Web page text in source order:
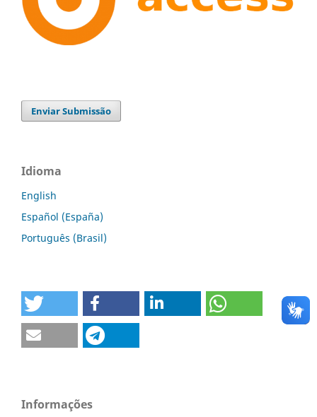
Enviar Submissão
Idioma
English
Español (España)
Português (Brasil)
Informações